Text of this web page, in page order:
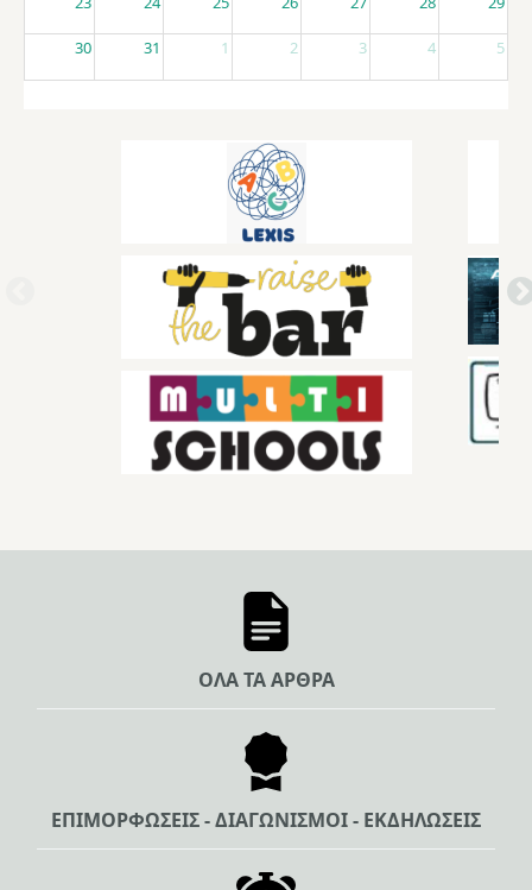
30 31 1 2 3 4 5
ΟΛΑ ΤΑ ΑΡΘΡΑ
ΕΠΙΜΟΡΦΩΣΕΙΣ - ΔΙΑΓΩΝΙΣΜΟΙ - ΕΚΔΗΛΩΣΕΙΣ